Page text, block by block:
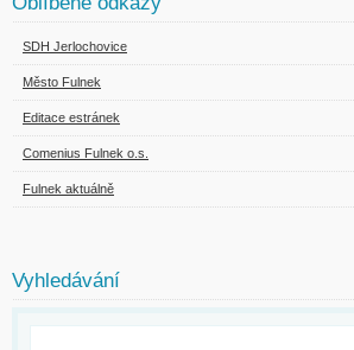
SDH Jerlochovice
Město Fulnek
Editace estránek
Comenius Fulnek o.s.
Fulnek aktuálně
Vyhledávání